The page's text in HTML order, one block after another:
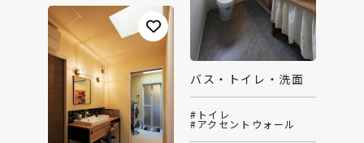
バス・トイレ・洗面
#トイレ
#アクセントウォール